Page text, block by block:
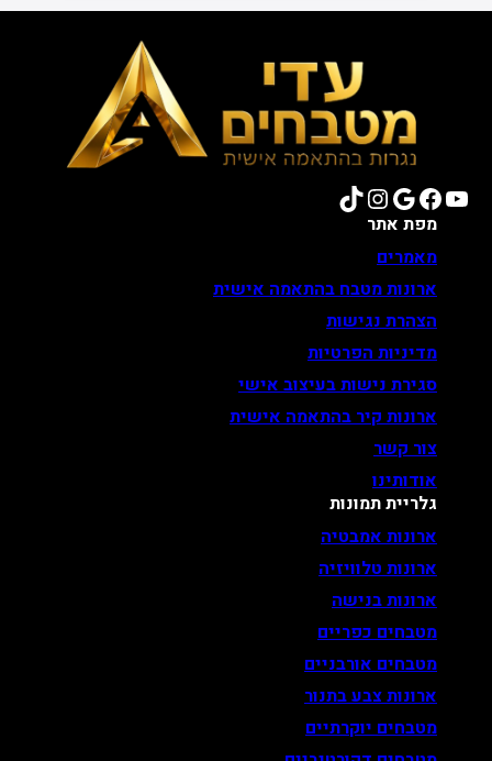
YouTube
Facebook
Google
Instagram
TikTok
מפת אתר
מאמרים
ארונות מטבח בהתאמה אישית
הצהרת נגישות
מדיניות הפרטיות
סגירת נישות בעיצוב אישי
ארונות קיר בהתאמה אישית
צור קשר
אודותינו
גלריית תמונות
ארונות אמבטיה
ארונות טלוויזיה
ארונות בנישה
מטבחים כפריים
מטבחים אורבניים
ארונות צבע בתנור
מטבחים יוקרתיים